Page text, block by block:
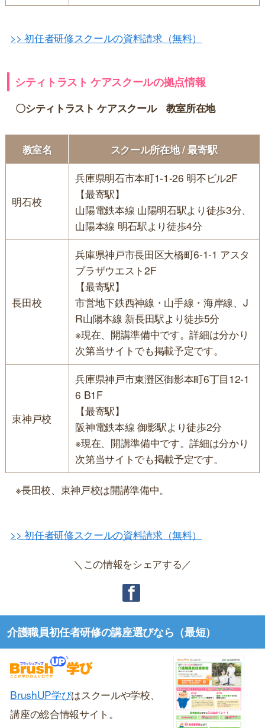
>> 初任者研修スクールの資料請求（無料）
シティトラスト ケアスクールの拠点情報
〇シティトラスト ケアスクール 教室所在地
教室名 スクール所在地 / 最寄駅
明石校
兵庫県明石市本町1-1-26 明不ビル2F
【最寄駅】
山陽電鉄本線 山陽明石駅より徒歩3分、
山陽本線 明石駅より徒歩4分
長田校
兵庫県神戸市長田区大橋町6-1-1 アスタ
プラザウエスト2F
【最寄駅】
市営地下鉄西神線・山手線・海岸線、J
R山陽本線 新長田駅より徒歩5分
※現在、開講準備中です。詳細は分かり
次第当サイトでも掲載予定です。
東神戸校
兵庫県神戸市東灘区御影本町6丁目12-1
6 B1F
【最寄駅】
阪神電鉄本線 御影駅より徒歩2分
※現在、開講準備中です。詳細は分かり
次第当サイトでも掲載予定です。
※長田校、東神戸校は開講準備中。
>> 初任者研修スクールの資料請求（無料）
＼この情報をシェアする／
介護職員初任者研修の講座選びなら（最短）
BrushUP学びはスクールや学校、
講座の総合情報サイト。